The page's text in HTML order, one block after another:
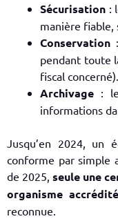
Sécurisation :
manière fiable,
Conservation
pendant toute
fiscal concerné).
Archivage :
informations
Jusqu’en 2024, un
conforme par simple
de 2025, seule une
organisme accrédité
reconnue.